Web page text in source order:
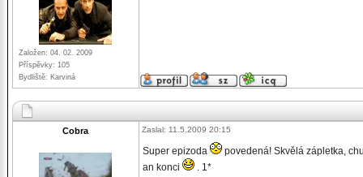
Založen: 04. 02. 2009
Příspěvky: 105
Bydliště: Karviná
Cobra Zaslal: 11.5.2009 20:15
Super epizoda
povedená! Skvělá zápletka,
an konci
. 1*